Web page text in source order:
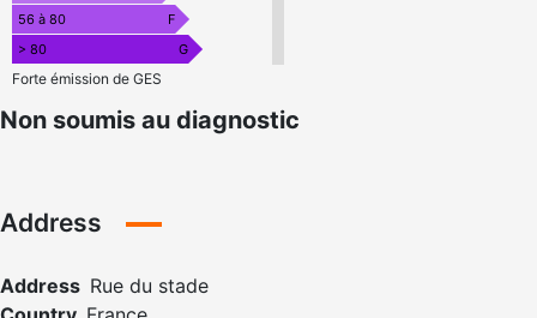
56 à 80
F
> 80
G
Forte émission de GES
Non soumis au diagnostic
Address
Address Rue du stade